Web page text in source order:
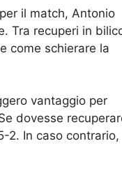
il match, Antonio
Tra recuperi in
come schierare la
vantaggio per
dovesse
2. In caso contrario,